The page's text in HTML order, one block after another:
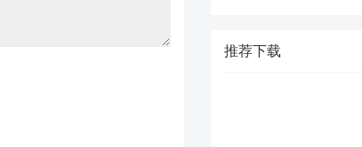
推荐下载